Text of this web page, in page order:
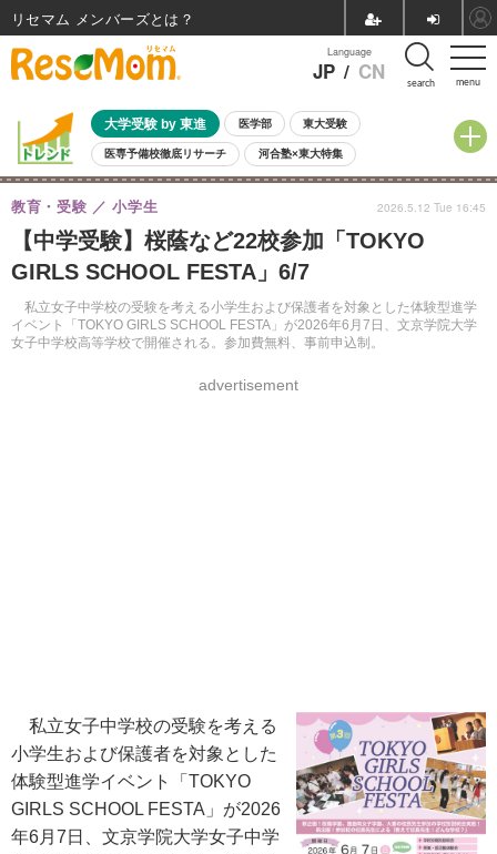
menu
Language
JP / CN search
大学受験 by 東進 医学部 東大受験
医専予備校徹底リサーチ 河合塾×東大特集
親子で考える大学選び 高校受験 中学受験 小学校受験
共通テスト 夏休み
8月開催イベント・WS 全国公立高校 過去問 人気記事
自由研究教材（小学生向け） 自由研究教材（中学生向け）
【中学受験】桜蔭など22校参加「TOKYO
GIRLS SCHOOL FESTA」6/7
私立女子中学校の受験を考える小学生および保護者を対象とした体験型進学
イベント「TOKYO GIRLS SCHOOL FESTA」が2026年6月7日、文京学院大学
女子中学校高等学校で開催される。参加費無料、事前申込制。
教育・受験 小学生
advertisement
2026.5.12 Tue 16:45
私立女子中学校の受験を考える
小学生および保護者を対象とした
体験型進学イベント「TOKYO
GIRLS SCHOOL FESTA」が2026
年6月7日、文京学院大学女子中学
リセマム メンバーズ